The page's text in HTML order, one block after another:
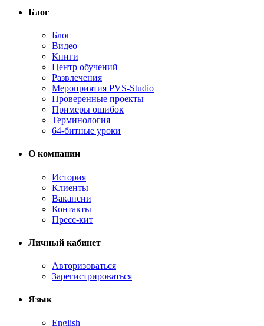
Блог
Блог
Видео
Книги
Центр обучений
Развлечения
Мероприятия PVS-Studio
Проверенные проекты
Примеры ошибок
Терминология
64-битные уроки
О компании
История
Клиенты
Вакансии
Контакты
Пресс-кит
Личный кабинет
Авторизоваться
Зарегистрироваться
Язык
English